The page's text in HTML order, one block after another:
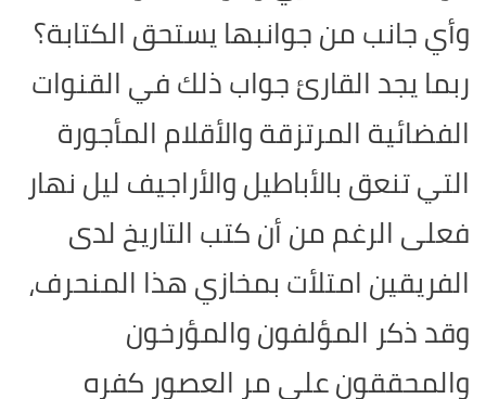
وأي جانب من جوانبها يستحق الكتابة؟
ربما يجد القارئ جواب ذلك في القنوات
الفضائية المرتزقة والأقلام المأجورة
التي تنعق بالأباطيل والأراجيف ليل نهار
فعلى الرغم من أن كتب التاريخ لدى
الفريقين امتلأت بمخازي هذا المنحرف،
وقد ذكر المؤلفون والمؤرخون
والمحققون على مر العصور كفره